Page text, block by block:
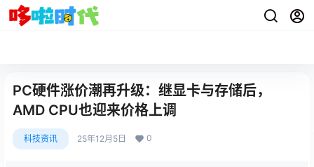
PC硬件涨价潮再升级：继显卡与存储后，
AMD CPU也迎来价格上调
科技资讯 25年12月5日 0